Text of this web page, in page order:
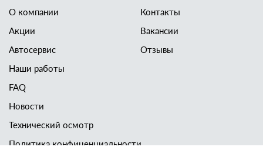
О компании
Акции
Автосервис
Наши работы
Контакты
Вакансии
Отзывы
FAQ
Новости
Технический осмотр
Политика конфиценциальности